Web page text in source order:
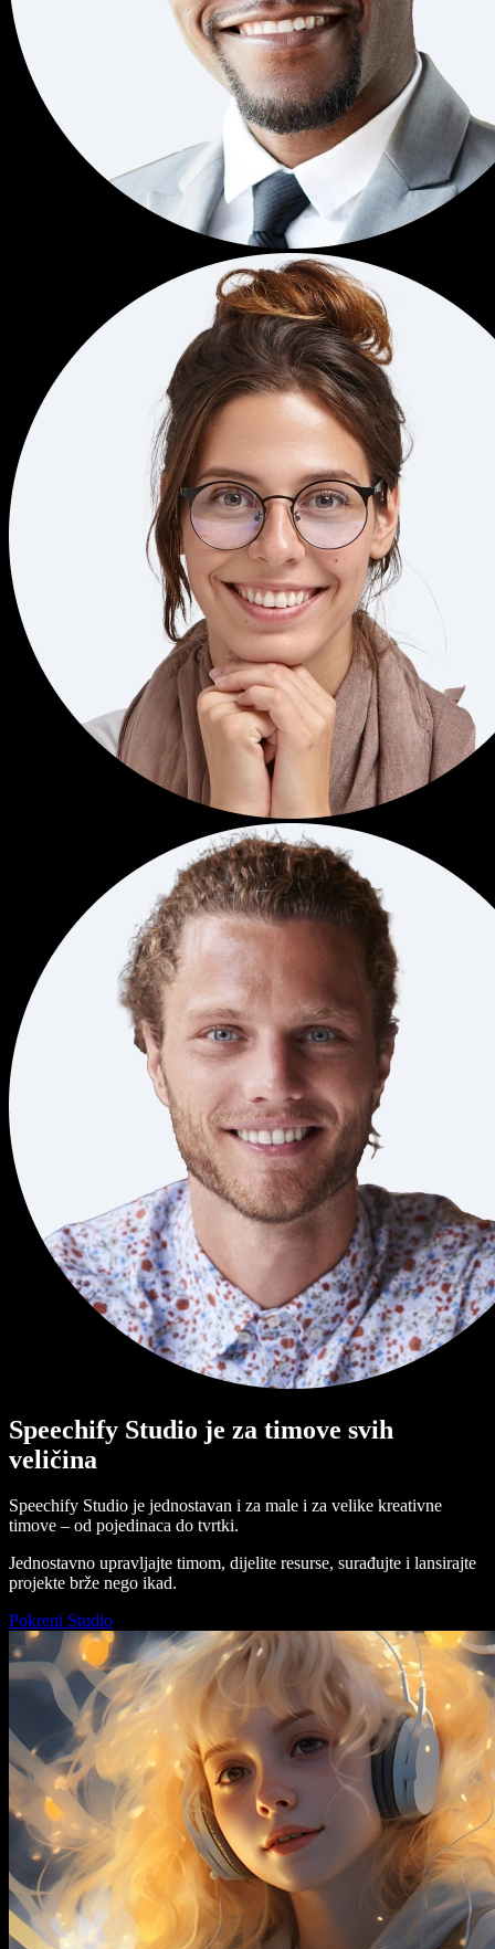
Speechify Studio je za timove svih
veličina
Speechify Studio je jednostavan i za male i za velike kreativne
timove – od pojedinaca do tvrtki.
Jednostavno upravljajte timom, dijelite resurse, surađujte i lansirajte
projekte brže nego ikad.
Pokreni Studio